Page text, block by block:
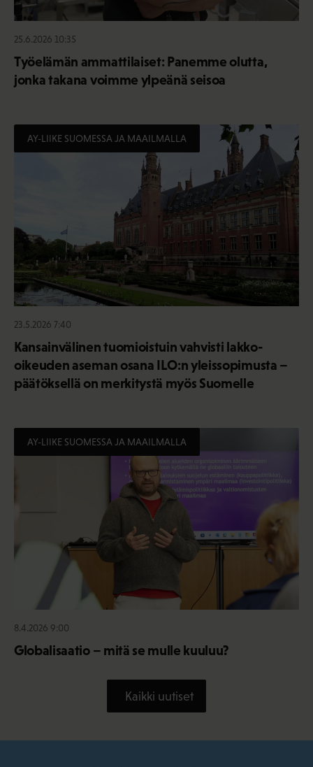
25.6.2026 10:35
Työelämän ammattilaiset: Panemme olutta,
jonka takana voimme ylpeänä seisoa
AY-LIIKE SUOMESSA JA MAAILMALLA
23.5.2026 7:40
Kansainvälinen tuomioistuin vahvisti lakko-
oikeuden aseman osana ILO:n yleissopimusta –
päätöksellä on merkitystä myös Suomelle
AY-LIIKE SUOMESSA JA MAAILMALLA
8.4.2026 9:00
Globalisaatio – mitä se mulle kuuluu?
Kaikki uutiset